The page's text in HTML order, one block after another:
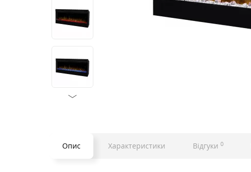
Опис Характеристики Відгуки 0